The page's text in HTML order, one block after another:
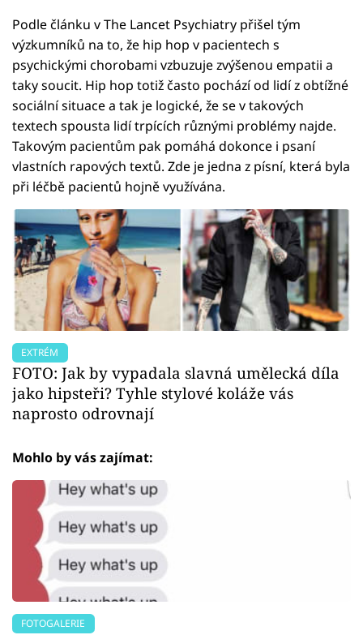
Podle článku v The Lancet Psychiatry přišel tým
výzkumníků na to, že hip hop v pacientech s
psychickými chorobami vzbuzuje zvýšenou empatii a
taky soucit. Hip hop totiž často pochází od lidí z obtížné
sociální situace a tak je logické, že se v takových
textech spousta lidí trpících různými problémy najde.
Takovým pacientům pak pomáhá dokonce i psaní
vlastních rapových textů. Zde je jedna z písní, která byla
při léčbě pacientů hojně využívána.
EXTRÉM
FOTO: Jak by vypadala slavná umělecká díla
jako hipsteři? Tyhle stylové koláže vás
naprosto odrovnají
Mohlo by vás zajímat:
FOTOGALERIE